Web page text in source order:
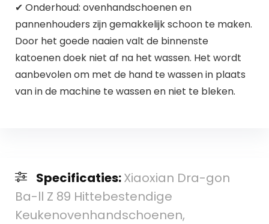
✔ Onderhoud: ovenhandschoenen en
pannenhouders zijn gemakkelijk schoon te maken.
Door het goede naaien valt de binnenste
katoenen doek niet af na het wassen. Het wordt
aanbevolen om met de hand te wassen in plaats
van in de machine te wassen en niet te bleken.
Specificaties:Xiaoxian Dra-gon
Ba-ll Z 89 Hittebestendige
Keukenovenhandschoenen,